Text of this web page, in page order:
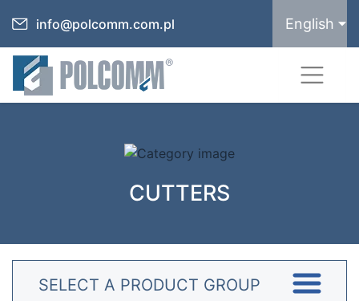
info@polcomm.com.pl English
CUTTERS
SELECT A PRODUCT GROUP